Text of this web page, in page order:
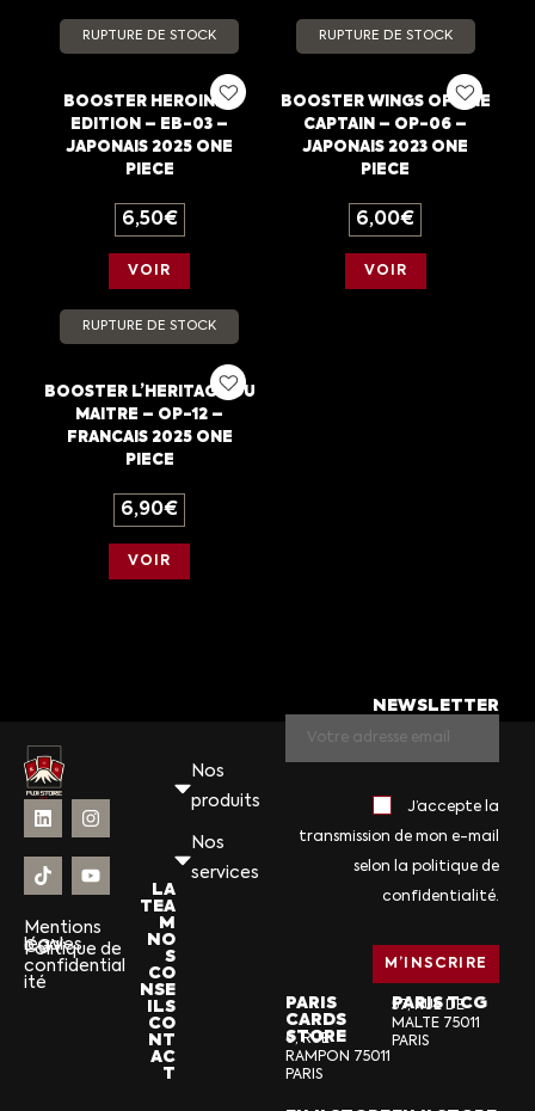
RUPTURE DE STOCK
BOOSTER HEROINES
EDITION – EB-03 –
JAPONAIS 2025 ONE
PIECE
6,50€
VOIR
RUPTURE DE STOCK
BOOSTER WINGS OF THE
CAPTAIN – OP-06 –
JAPONAIS 2023 ONE
PIECE
6,00€
VOIR
RUPTURE DE STOCK
BOOSTER L’HERITAGE DU
MAITRE – OP-12 –
FRANCAIS 2025 ONE
PIECE
6,90€
VOIR
Mentions
légales
CGV
Politique de
confidential
ité
Nos
produits
Nos
services
LA
TEA
M
NO
S
CO
NSE
ILS
CO
NT
AC
T
NEWSLETTER
J’accepte la
transmission de mon e-mail
selon la politique de
confidentialité.
PARIS
CARDS
STORE
6, RUE
RAMPON 75011
PARIS
PARIS TCG
57, RUE DE
MALTE 75011
PARIS